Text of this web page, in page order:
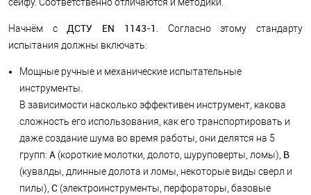
Начнём с ДСТУ EN 1143-1
. Согласно этому стандарту
испытания должны включать:
Мощные ручные и механические испытательные
инструменты.
В зависимости насколько эффективен инструмент, какова
сложность его использования, как его транспортировать и
даже создание шума во время работы, они делятся на 5
групп: A (короткие молотки, долото, шуруповерты, ломы), B
(кувалды, длинные долота и ломы, некоторые виды сверл и
пилы), C (электроинструменты, перфораторы, базовые